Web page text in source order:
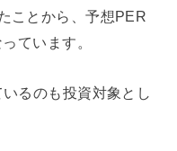
ことから、予想PER
ています。
るのも投資対象とし